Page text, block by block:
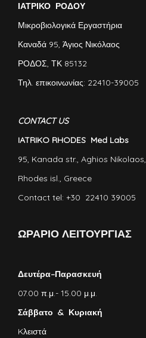
ΙΑΤΡΙΚΟ ΡΟΔΟΥ
Μικροβιολογικά Εργαστήρια
Καναδά 95, Άγιος Νικόλαος
ΡΟΔΟΣ, ΤΚ 85132
Τηλ. επικοινωνίας: 22410-39005
CONTACT US
IATRIKO RHODES Med Labs
95, Kanada str., Aghios Nikolaos,
Rhodes isl., Greece
Contact tel: +30 22410 39005
ΩΡΑΡΙΟ ΛΕΙΤΟΥΡΓΙΑΣ
Δευτέρα–Παρασκευή
07.00 π.μ.- 15.00 μ.μ.
Σάββατο & Κυριακή
Kλειστά